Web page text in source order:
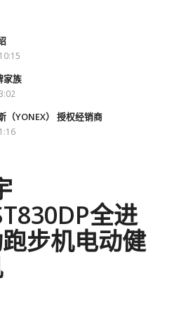
家族
（YONEX） 授权经销商
全进
步机电动健